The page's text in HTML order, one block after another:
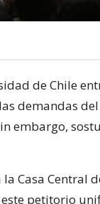
de Chile
demandas
embargo,
Casa Central
petitorio